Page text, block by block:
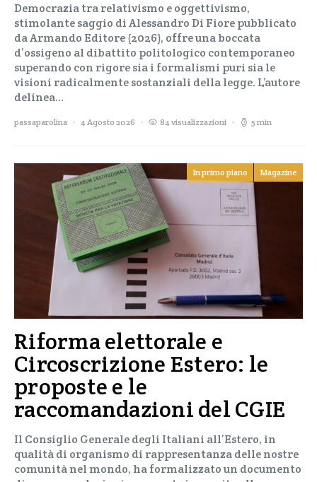
Democrazia tra relativismo e oggettivismo,
stimolante saggio di Alessandro Di Fiore pubblicato
da Armando Editore (2026), offre una boccata
d’ossigeno al dibattito politologico contemporaneo
superando con rigore sia i formalismi puri sia le
visioni radicalmente sostanziali della legge. L’autore
delinea…
passaparolina 4 Agosto 2026 84 visualizzazioni 5 min
In primo piano Magazine
Riforma elettorale e
Circoscrizione Estero: le
proposte e le
raccomandazioni del CGIE
Il Consiglio Generale degli Italiani all’Estero, in
qualità di organismo di rappresentanza delle nostre
comunità nel mondo, ha formalizzato un documento